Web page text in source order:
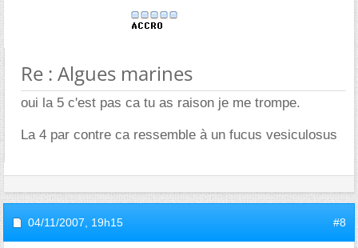
Re : Algues marines
oui la 5 c'est pas ca tu as raison je me trompe.
La 4 par contre ca ressemble à un fucus vesiculosus
04/11/2007, 19h15 #8